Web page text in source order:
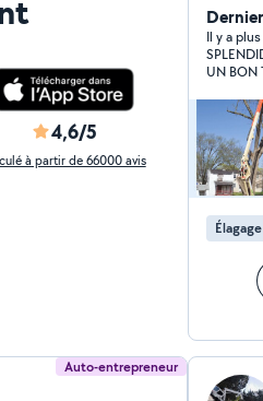
4,6/5
à partir de 66000 avis
vert
les
nécessaire À des prix très
Il y a
UN BON
VOTRE
Auto-entrepreneur